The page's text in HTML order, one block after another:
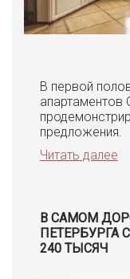
В первой
апартаментов
предложения.
Читать далее
В САМОМ
ПЕТЕРБУРГА
240 ТЫСЯЧ